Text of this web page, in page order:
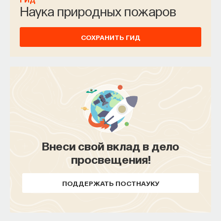
Наука природных пожаров
СОХРАНИТЬ ГИД
Внеси свой вклад в дело
просвещения!
ПОДДЕРЖАТЬ ПОСТНАУКУ